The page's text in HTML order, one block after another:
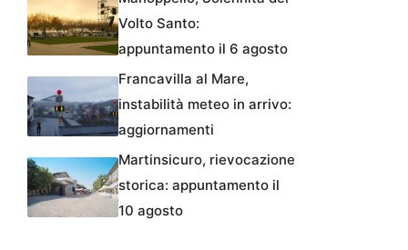
Volto Santo:
appuntamento il 6 agosto
Francavilla al Mare,
instabilità meteo in arrivo:
aggiornamenti
Martinsicuro, rievocazione
storica: appuntamento il
10 agosto